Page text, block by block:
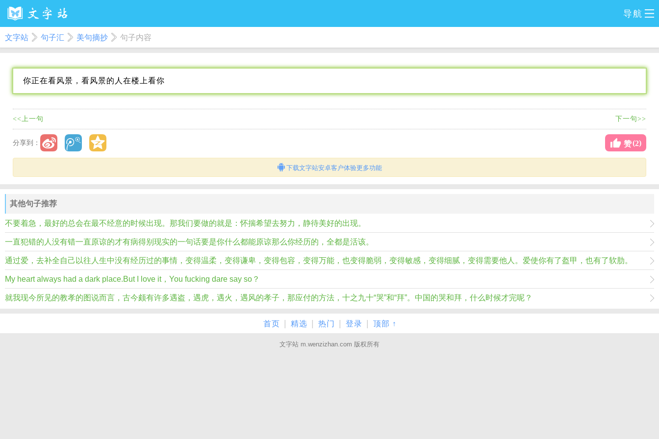
导航
文字站 句子汇 美句摘抄 句子内容
你正在看风景，看风景的人在楼上看你
<<上一句 下一句>>
分享到： 赞(2)
下载文字站安卓客户体验更多功能
其他句子推荐
不要着急，最好的总会在最不经意的时候出现。那我们要做的就是：怀揣希望去努力，静待美好的出现。
一直犯错的人没有错一直原谅的才有病得别现实的一句话要是你什么都能原谅那么你经历的，全都是活该。
通过爱，去补全自己以往人生中没有经历过的事情，变得温柔，变得谦卑，变得包容，变得万能，也变得脆弱，变得敏感，变得细腻，变得需要他人。爱使你有了盔甲，也有了软肋。
My heart always had a dark place.But I love it，You fucking dare say so？
就我现今所见的教孝的图说而言，古今颇有许多遇盗，遇虎，遇火，遇风的孝子，那应付的方法，十之九十“哭”和“拜”。中国的哭和拜，什么时候才完呢？
首页 精选 热门 登录 顶部 ↑
文字站 m.wenzizhan.com 版权所有